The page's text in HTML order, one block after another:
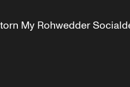
My Rohwedder